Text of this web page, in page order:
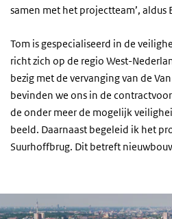
samen met het projectteam’, aldus
Tom is gespecialiseerd in de
richt zich op de regio West-
bezig met de vervanging van de
bevinden we ons in de
de onder meer de mogelijk
beeld. Daarnaast begeleid ik het
Suurhoffbrug. Dit betreft